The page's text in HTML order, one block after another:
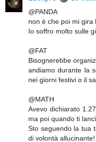
@PANDA
non è che poi mi gira
Io soffro molto sulle
@FAT
Bisognerebbe
andiamo durante la
nei giorni festivi o il
@MATH
Avevo dichiarato
ma poi quando ti
Sto seguendo la tua
di volontà allucinante!